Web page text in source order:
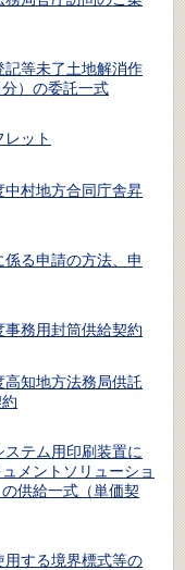
記等未了土地解消作
）の委託一式
ット
中村地方合同庁舎昇
る申請の方法、申
事務用封筒供給契約
高知地方法務局供託
ステム用印刷装置に
メントソリューショ
供給一式（単価契
する境界標式等の